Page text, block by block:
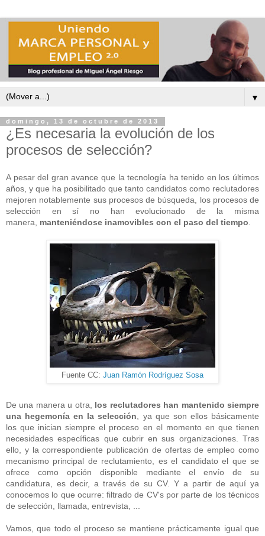
▼
domingo, 13 de octubre de 2013
¿Es necesaria la evolución de los
procesos de selección?
A pesar del gran avance que la tecnología ha tenido en los últimos
años, y que ha posibilitado que tanto candidatos como reclutadores
mejoren notablemente sus procesos de búsqueda, los procesos de
selección en sí no han evolucionado de la misma
manera, manteniéndose inamovibles con el paso del tiempo.
Fuente CC: Juan Ramón Rodríguez Sosa
De una manera u otra, los reclutadores han mantenido siempre
una hegemonía en la selección , ya que son ellos básicamente
los que inician siempre el proceso en el momento en que tienen
necesidades específicas que cubrir en sus organizaciones. Tras
ello, y la correspondiente publicación de ofertas de empleo como
mecanismo principal de reclutamiento, es el candidato el que se
ofrece como opción disponible mediante el envío de su
candidatura, es decir, a través de su CV. Y a partir de aquí ya
conocemos lo que ocurre: filtrado de CV's por parte de los técnicos
de selección, llamada, entrevista, ...
Vamos, que todo el proceso se mantiene prácticamente igual que